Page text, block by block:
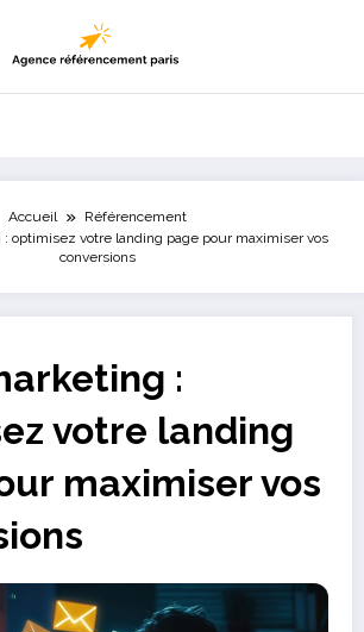
Accueil
Référencement
optimisez votre landing page pour maximiser vos
conversions
:
votre landing
maximiser vos